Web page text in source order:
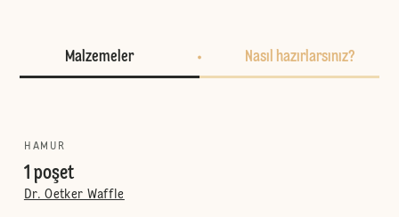
Malzemeler Nasıl hazırlarsınız?
HAMUR
1 poşet
Dr. Oetker Waffle